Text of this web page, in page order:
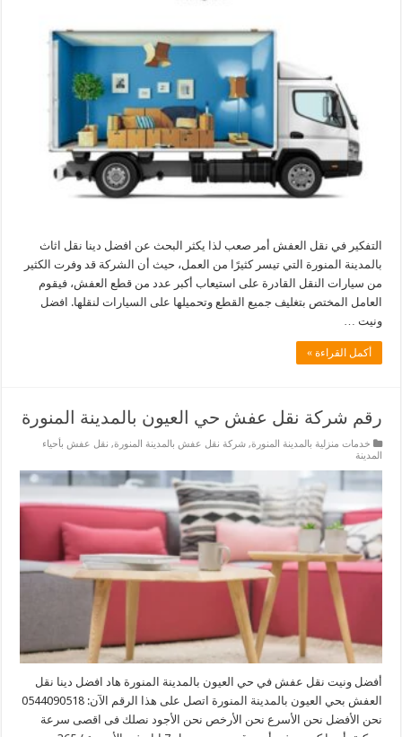
التفكير في نقل العفش أمر صعب لذا يكثر البحث عن افضل دينا نقل اثاث
بالمدينة المنورة التي تيسر كثيرًا من العمل، حيث أن الشركة قد وفرت الكثير
من سيارات النقل القادرة على استيعاب أكبر عدد من قطع العفش، فيقوم
العامل المختص بتغليف جميع القطع وتحميلها على السيارات لنقلها. افضل
ونيت …
أكمل القراءة »
رقم شركة نقل عفش حي العيون بالمدينة المنورة
خدمات منزلية بالمدينة المنورة,شركة نقل عفش بالمدينة المنورة, نقل عفش بأحياء
المدينة
أفضل ونيت نقل عفش في حي العيون بالمدينة المنورة هاد افضل دينا نقل
العفش بحي العيون بالمدينة المنورة اتصل على هذا الرقم الآن: 0544090518
نحن الأفضل نحن الأسرع نحن الأرخص نحن الأجود نصلك فى اقصى سرعة